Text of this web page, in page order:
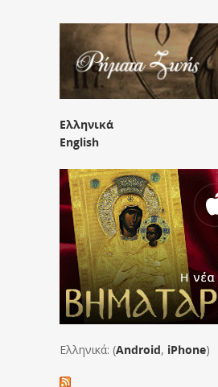
Ελληνικά
English
Ελληνικά: (Android, iPhone)